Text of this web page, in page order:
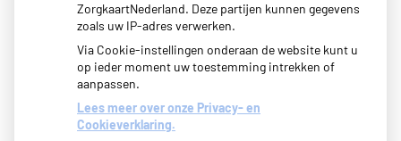
ZorgkaartNederland. Deze partijen kunnen gegevens
zoals uw IP-adres verwerken.
Via Cookie-instellingen onderaan de website kunt u
op ieder moment uw toestemming intrekken of
aanpassen.
Lees meer over onze Privacy- en
Cookieverklaring.